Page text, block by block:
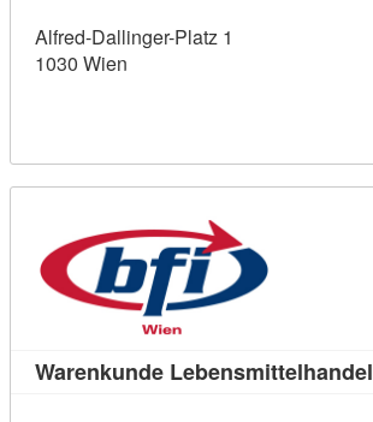
Alfred-Dallinger-Platz 1
1030 Wien
Warenkunde Lebensmittelhandel